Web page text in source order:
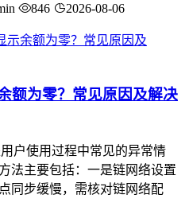
846 2026-08-06
额为零？常见原因及解决
户使用过程中常见的异常情
法主要包括：一是链网络设置
同步缓慢，需核对链网络配